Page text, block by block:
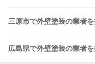
三原市で外壁塗装の業者
広島県で外壁塗装の業者